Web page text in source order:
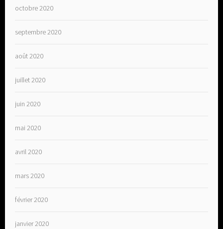
octobre 2020
septembre 2020
août 2020
juillet 2020
juin 2020
mai 2020
avril 2020
mars 2020
février 2020
janvier 2020